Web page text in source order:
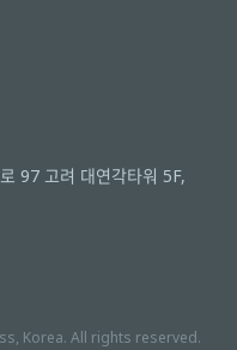
97 고려 대연각타워 5F,
Korea. All rights reserved.